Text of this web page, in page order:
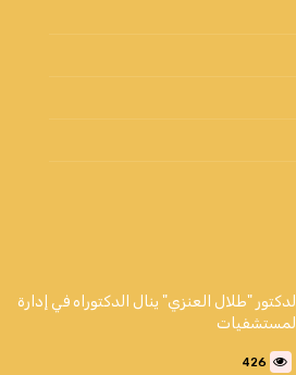
الدكتور "طلال العنزي" ينال الدكتوراه في إدارة
المستشفيات
426